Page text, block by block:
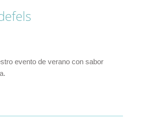
evento de verano con sabor